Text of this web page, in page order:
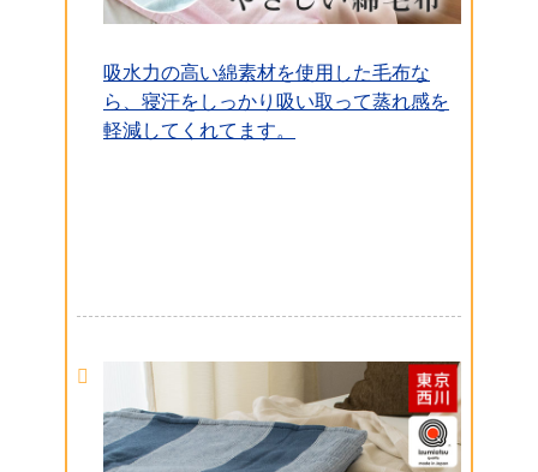
吸水力の高い綿素材を使用した毛布な
ら、寝汗をしっかり吸い取って蒸れ感を
軽減してくれてます。